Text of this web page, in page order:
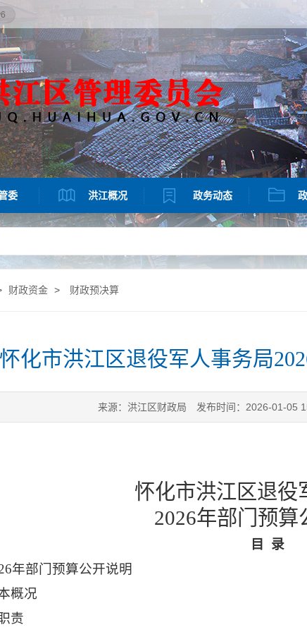
委 洪江概况 政务动态
财政资金 > 财政预决算
怀化市洪江区退役军人事务局
来源：洪江区财政局 发布时间：2026-01-05
怀化市洪江区退役
2026年部门预算
目
录
年部门预算公开说明
概况
责